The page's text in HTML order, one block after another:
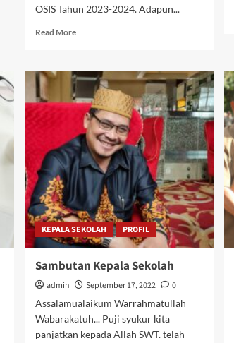
OSIS Tahun 2023-2024. Adapun...
Read MoreRead
Pemilihan
Ketua
dan
Wakil
Ketua
OSIS
UPT
SMP
Negeri
Medan
KEPALA SEKOLAH PROFIL
Sambutan Kepala Sekolah
admin September 17, 2022
0
Assalamualaikum Warrahmatullah
Wabarakatuh... Puji syukur kita
panjatkan kepada Allah SWT. telah